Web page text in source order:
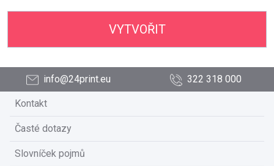
VYTVOŘIT
info@24print.eu 322 318 000
Kontakt
Časté dotazy
Slovníček pojmů